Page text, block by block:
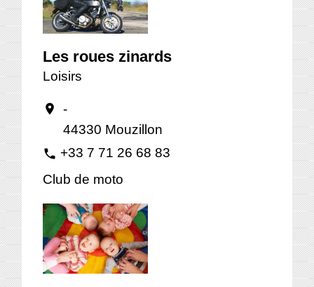
Les roues zinards
Loisirs
location_on
-
44330 Mouzillon
phone +33 7 71 26 68 83
Club de moto